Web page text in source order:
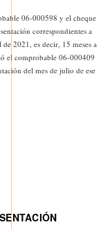
06-000598 y el cheque
correspondientes a
2021, es decir, 15 meses a
el comprobable 06-000409
del mes de julio de ese